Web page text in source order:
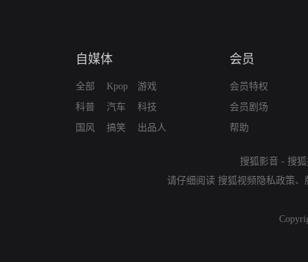
自媒体
全部
科普
国风
Kpop
汽车
搞笑
游戏
科技
出品人
会员
会员特权
会员剧场
帮助
搜狐影音 - 搜
请仔细阅读 搜狐视频隐私政策、